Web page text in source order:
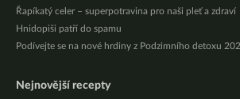
Řapíkatý celer – superpotravina pro naši pleť a zdraví
Hnidopiši patří do spamu
Podívejte se na nové hrdiny z Podzimního detoxu
Nejnovější recepty